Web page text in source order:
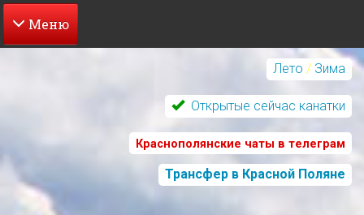
Перейти
Лето / Зима
Открытые сейчас канатки
Краснополянские чаты в телеграм
Трансфер в Красной Поляне